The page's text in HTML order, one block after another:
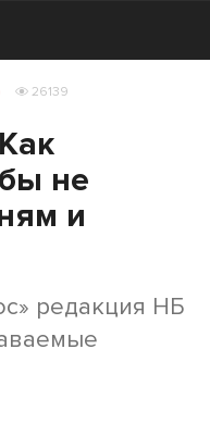
26139
не
и
редакция НБ